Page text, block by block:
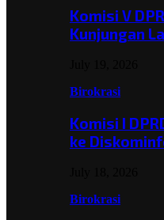
Komisi V
Kunjungan
Birokrasi
Komisi I
ke
Birokrasi